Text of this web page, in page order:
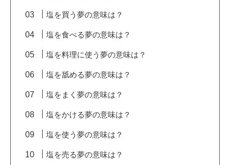
塩を買う夢の意味は？
塩を食べる夢の意味は？
塩を料理に使う夢の意味は？
塩を舐める夢の意味は？
塩をまく夢の意味は？
塩をかける夢の意味は？
塩を使う夢の意味は？
塩を売る夢の意味は？